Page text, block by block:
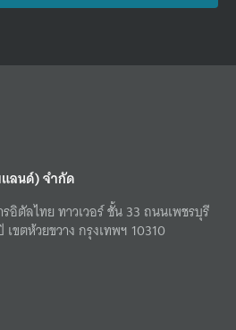
ลนด์) จำกัด
อิตัลไทย ทาวเวอร์ ชั้น 33 ถนนเพชรบุรี
ขตห้วยขวาง กรุงเทพฯ 10310